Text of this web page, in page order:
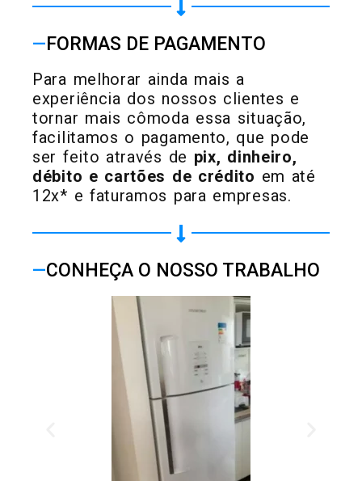
—FORMAS DE PAGAMENTO
Para melhorar ainda mais a
experiência dos nossos clientes e
tornar mais cômoda essa situação,
facilitamos o pagamento, que pode
ser feito através de pix, dinheiro,
débito e cartões de crédito em até
12x* e faturamos para empresas.
—CONHEÇA O NOSSO TRABALHO